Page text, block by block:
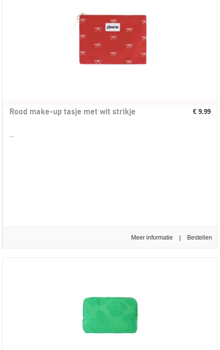
Rood make-up tasje met wit strikje € 9.99
Meer informatie |